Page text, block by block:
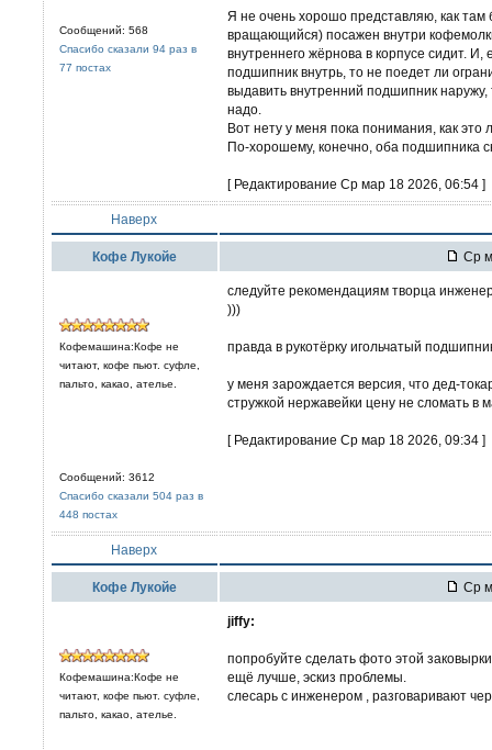
Сообщений: 568
Спасибо сказали 94 раз в
77 постах
Я не очень хорошо представляю, как
вращающийся) посажен внутри
внутреннего жёрнова в корпусе сидит.
подшипник внутрь, то не поедет ли
выдавить внутренний подшипник
надо.
Вот нету у меня пока понимания, как это
По-хорошему, конечно, оба подшипника
[ Редактирование Ср мар 18 2026, 06:54 ]
Наверх
Кофе Лукойе Ср
Кофемашина:Кофе не
читают, кофе пьют. суфле,
пальто, какао, ателье.
Сообщений: 3612
Спасибо сказали 504 раз в
448 постах
следуйте рекомендациям творца
)))
правда в рукотёрку игольчатый
у меня зарождается версия, что дед-
стружкой нержавейки цену не сломать в
[ Редактирование Ср мар 18 2026, 09:34 ]
Наверх
Кофе Лукойе Ср
Кофемашина:Кофе не
читают, кофе пьют. суфле,
пальто, какао, ателье.
jiffy:
попробуйте сделать фото этой
ещё лучше, эскиз проблемы.
слесарь с инженером , разговаривают